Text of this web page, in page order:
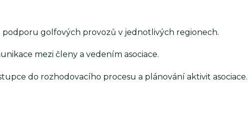
golfových provozů v jednotlivých regionech.
mezi členy a vedením asociace.
do rozhodovacího procesu a plánování aktivit asociace.